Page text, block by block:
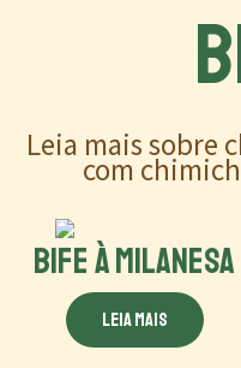
Leia mais sobre
com
BIFE À MILANESA
Leia mais